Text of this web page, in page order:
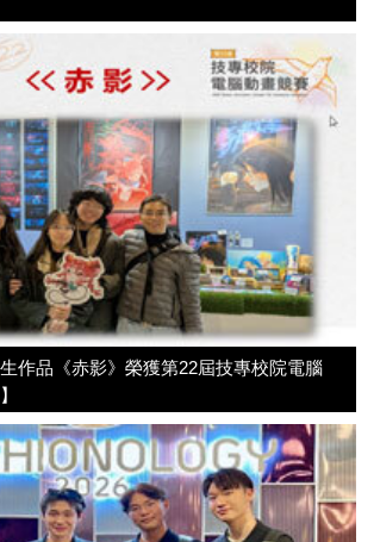
作品《赤影》榮獲第22屆技專校院電腦